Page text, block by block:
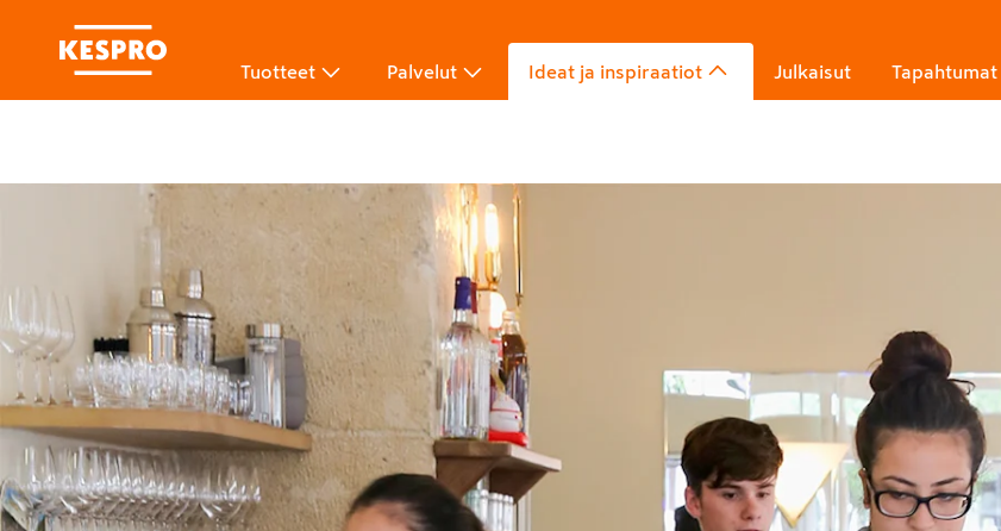
Tuotteet Palvelut Ideat ja inspiraatiot Julkaisut Tapahtumat